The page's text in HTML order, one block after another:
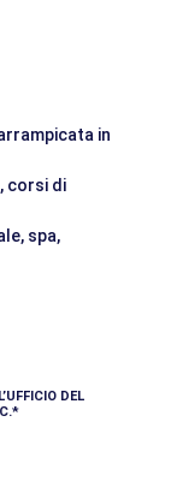
in
corsi di
spa,
DEL